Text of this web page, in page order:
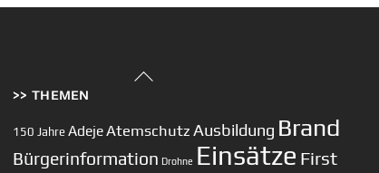
Back
>> THEMEN
150 Jahre AdejeAtemschutz Ausbildung Brand
Bürgerinformation Drohne Einsätze First